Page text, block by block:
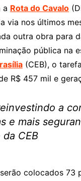
a Rota do Cavalo
via nos últimos
outra obra para
pública na
(CEB), o
R$ 457 mil e
a
e mais
CEB
colocados 73